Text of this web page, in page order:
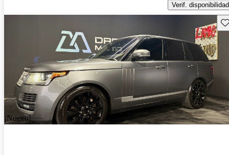
Verif. disponibilidad
¡Nuevo!